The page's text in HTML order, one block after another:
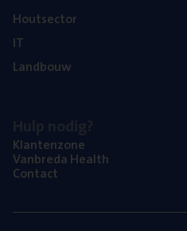
Hout­sec­tor
IT
Land­bouw
Klan­ten­zo­ne
Van­b­re­da Health
Con­tact